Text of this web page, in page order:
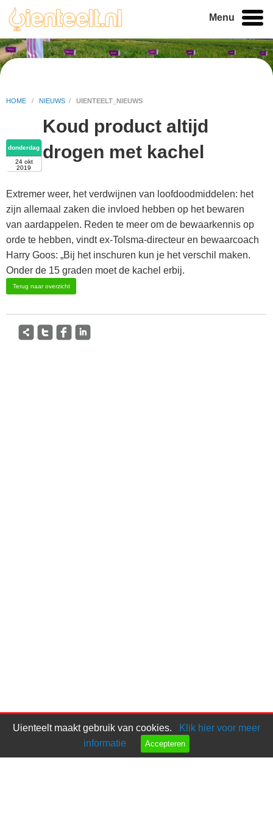
Menu
HOME / NIEUWS / UIENTEELT_NIEUWS
Koud product altijd
drogen met kachel
donderdag
24 okt
2019
Extremer weer, het verdwijnen van loofdoodmiddelen: het
zijn allemaal zaken die invloed hebben op het bewaren
van aardappelen. Reden te meer om de bewaarkennis op
orde te hebben, vindt ex-Tolsma-directeur en bewaarcoach
Harry Goos: „Bij het inschuren kun je het verschil maken.
Onder de 15 graden moet de kachel erbij.
Terug naar overzicht
Uienteelt maakt gebruik van cookies.
Klik hier voor meer
informatie
Accepteren